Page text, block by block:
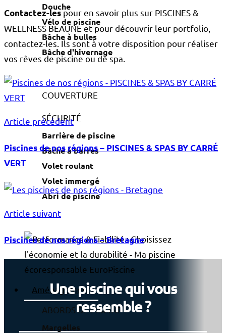
Douche
Vélo de piscine
Bâche à bulles
Bâche d'hivernage
COUVERTURE
SÉCURITÉ
Barrière de piscine
Bâche à barres
Volet roulant
Volet immergé
Abri de piscine
Aménagement
ABORDS DE PISCINE
Margelles
Contactez-lespour en savoir plus sur PISCINES &
WELLNESS BEAUNE et pour découvrir leur portfolio,
contactez-les. Ils sont à votre disposition pour réaliser
vos rêves de piscine ou de spa.
Article précédent
Piscines de nos régions – PISCINES & SPAS BY CARRÉ
VERT
Article suivant
Piscines de nos régions – Bretagne
Une piscine qui vous
ressemble ?